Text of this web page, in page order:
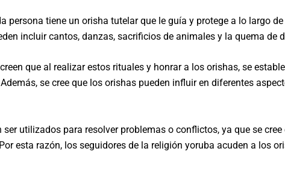
persona tiene un orisha tutelar que le guía y protege a lo largo
incluir cantos, danzas, sacrificios de animales y la quema de
que al realizar estos rituales y honrar a los orishas, se
se cree que los orishas pueden influir en diferentes
utilizados para resolver problemas o conflictos, ya que se
esta razón, los seguidores de la religión yoruba acuden a los